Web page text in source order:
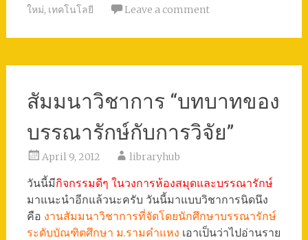
ใหม่, เทคโนโลยี Leave a comment
สัมมนาวิชาการ “บทบาทของ
บรรณารักษ์กับการวิจัย”
April 9, 2012 libraryhub
วันนี้มีกิจกรรมดีๆ ในวงการห้องสมุดและบรรณารักษ์
มาแนะนำอีกแล้วนะครับ วันนี้มาแบบวิชาการนิดนึง
คือ งานสัมมนาวิชาการที่จัดโดยนักศึกษาบรรณารักษ์
ระดับบัณฑิตศึกษา ม.รามคำแหง เอาเป็นว่าไปอ่านราย